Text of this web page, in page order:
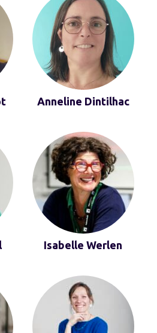
Anneline Dintilhac
Isabelle Werlen